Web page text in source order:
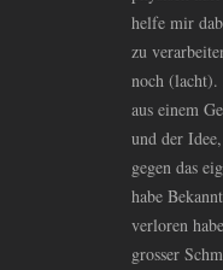
helfe mir
zu
noch (lacht).
aus einem
und der
gegen das
habe
verloren
grosser